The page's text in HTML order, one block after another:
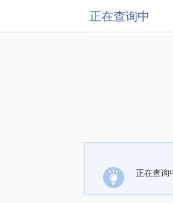
正在查询中
正在查询